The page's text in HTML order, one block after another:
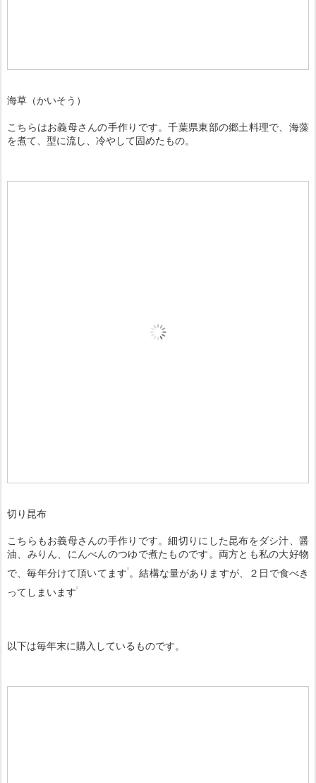
海草（かいそう）
こちらはお義母さんの手作りです。千葉県東部の郷土料理で、海藻
を煮て、型に流し、冷やして固めたもの。
切り昆布
こちらもお義母さんの手作りです。細切りにした昆布をダシ汁、醤
油、みりん、にんべんのつゆで煮たものです。両方とも私の大好物
で、毎年分けて頂いてます 。結構な量がありますが、２日で食べき
ってしまいます
以下は毎年末に購入しているものです。